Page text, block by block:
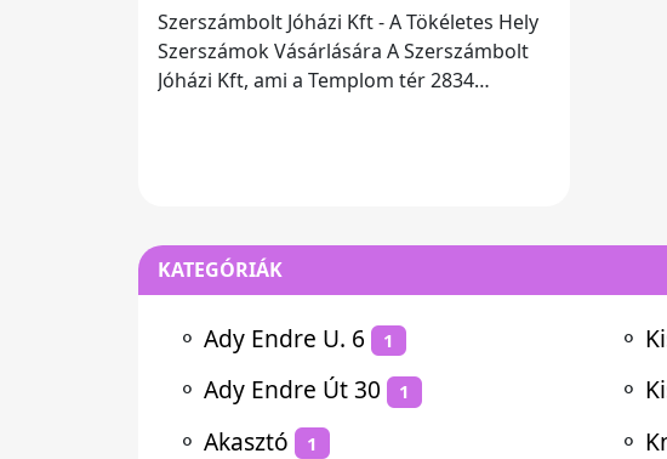
Szerszámbolt Jóházi Kft - A Tökéletes Hely
Szerszámok Vásárlására A Szerszámbolt
Jóházi Kft, ami a Templom tér 2834
KATEGÓRIÁK
⚬ Ady Endre U. 6 1
⚬ Ady Endre Út 30 1
⚬ Akasztó 1
⚬
⚬
⚬